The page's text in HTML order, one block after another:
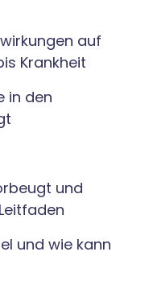
auf
Krankheit
in den
und
und wie kann